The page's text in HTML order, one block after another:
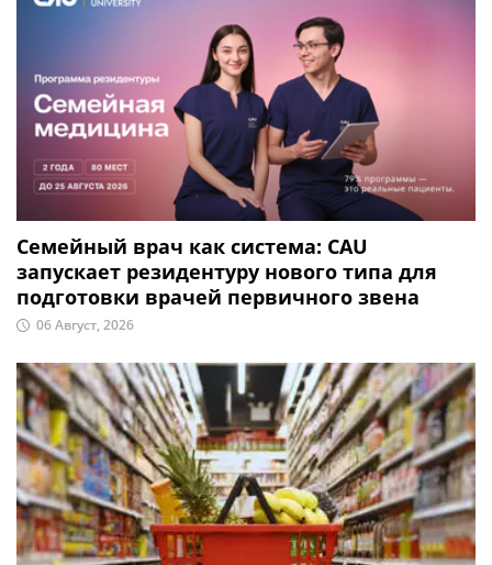
Семейный врач как система: CAU
запускает резидентуру нового типа для
подготовки врачей первичного звена
06 Август, 2026